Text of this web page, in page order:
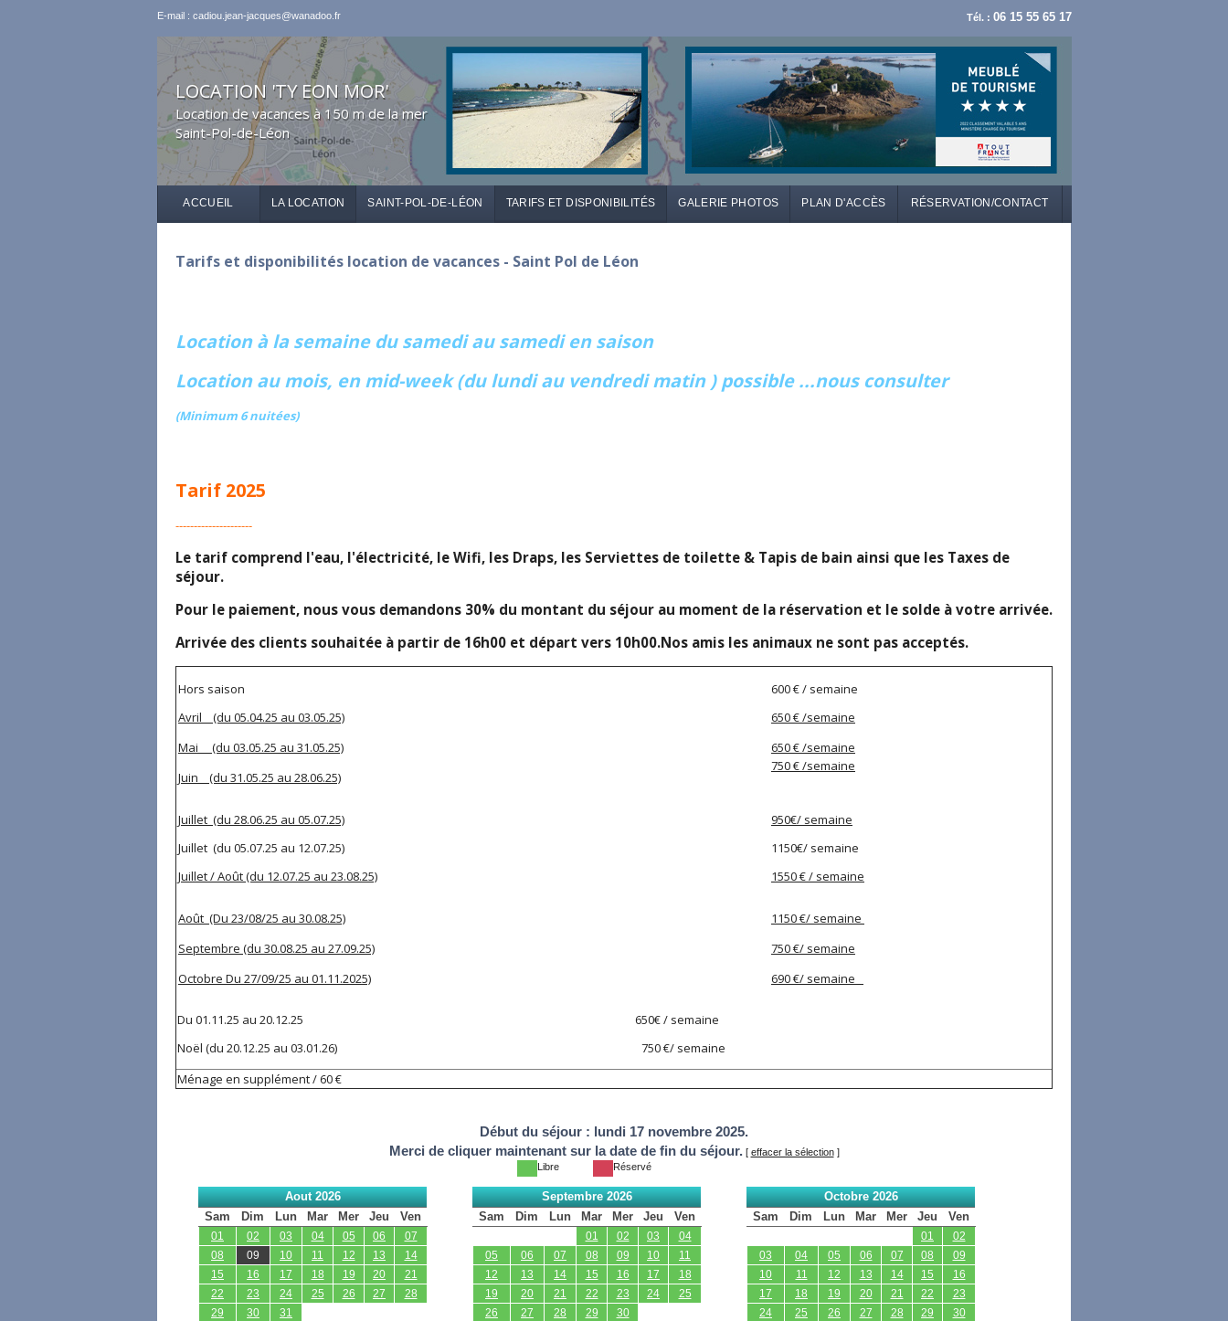
E-mail : cadiou.jean-jacques@wanadoo.fr Tél. : 06 15 55 65 17
LOCATION 'TY EON MOR'
Location de vacances à 150 m de la mer
Saint-Pol-de-Léon
ACCUEIL LA LOCATION SAINT-POL-DE-LÉON TARIFS ET DISPONIBILITÉS GALERIE PHOTOS PLAN D'ACCÈS RÉSERVATION/CONTACT
Tarifs et disponibilités location de vacances - Saint Pol de Léon
Location à la semaine du samedi au samedi en saison
Location au mois, en mid-week (du lundi au vendredi matin ) possible ...nous consulter
(Minimum 6 nuitées)
Tarif 2025
---------------------
Le tarif comprend l'eau, l'électricité, le Wifi, les Draps, les Serviettes de toilette & Tapis de bain ainsi que les Taxes de
séjour.
Pour le paiement, nous vous demandons 30% du montant du séjour au moment de la réservation et le solde à votre arrivée.
Arrivée des clients souhaitée à partir de 16h00 et départ vers 10h00.Nos amis les animaux ne sont pas acceptés.
Hors saison
Avril (du 05.04.25 au 03.05.25)
600 € / semaine
650 € /semaine
Mai (du 03.05.25 au 31.05.25)
650 € /semaine
Juin (du 31.05.25 au 28.06.25)
750 € /semaine
Juillet (du 28.06.25 au 05.07.25)
Juillet (du 05.07.25 au 12.07.25)
Juillet / Août (du 12.07.25 au 23.08.25)
950€/ semaine
1150€/ semaine
1550 € / semaine
Août (Du 23/08/25 au 30.08.25)
1150 €/ semaine
Septembre (du 30.08.25 au 27.09.25)
750 €/ semaine
Octobre Du 27/09/25 au 01.11.2025)
690 €/ semaine
Du 01.11.25 au 20.12.25 650€ / semaine
Noël (du 20.12.25 au 03.01.26) 750 €/ semaine
Ménage en supplément / 60 €
Début du séjour : lundi 17 novembre 2025.
Merci de cliquer maintenant sur la date de fin du séjour. [ effacer la sélection]
Libre
Réservé
Aout 2026
Sam
Dim Lun Mar Mer Jeu Ven
01 02 03 04 05 06
07
08
09 10 11 12 13
14
15
16 17 18 19 20
21
22
23 24 25 26 27
28
29
30 31
Septembre 2026
Sam
Dim Lun Mar Mer Jeu Ven
01 02 03
04
05
06 07 08 09 10
11
12
13 14 15 16 17
18
19
20 21 22 23 24
25
26
27 28 29 30
Octobre 2026
Sam
Dim Lun Mar Mer Jeu Ven
01
02
03
04 05 06 07 08
09
10
11 12 13 14 15
16
17
18 19 20 21 22
23
24
25 26 27 28 29
30